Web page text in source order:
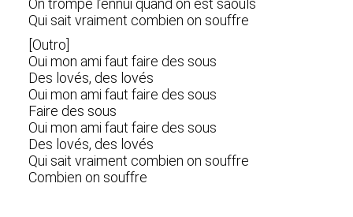
On trompe l’ennui quand on est saouls
Qui sait vraiment combien on souffre
[Outro]
Oui mon ami faut faire des sous
Des lovés, des lovés
Oui mon ami faut faire des sous
Faire des sous
Oui mon ami faut faire des sous
Des lovés, des lovés
Qui sait vraiment combien on souffre
Combien on souffre